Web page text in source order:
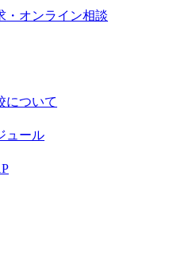
・オンライン相談
について
ュール